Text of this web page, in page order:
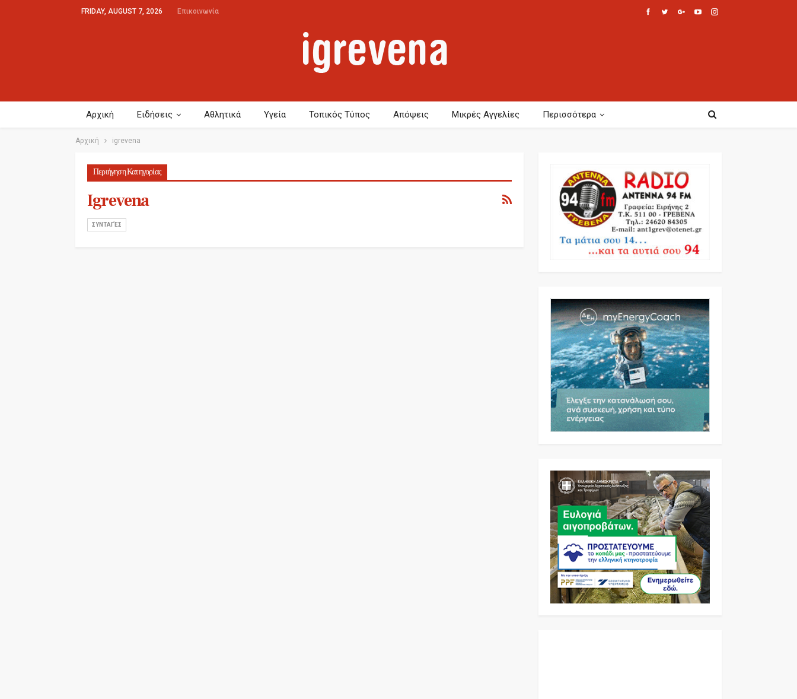
FRIDAY, AUGUST 7, 2026 Επικοινωνία
Αρχική Ειδήσεις Αθλητικά Υγεία Τοπικός Τύπος Απόψεις Μικρές Αγγελίες Περισσότερα
Αρχική igrevena
Περιήγηση Κατηγορίας
Igrevena
ΣΥΝΤΑΓΈΣ